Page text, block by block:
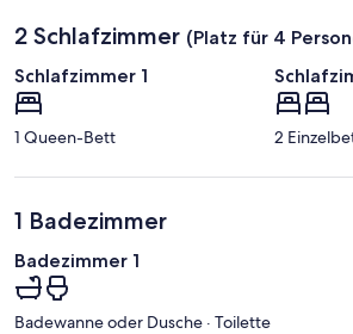
2 Schlafzimmer (Platz für 4
Schlafzimmer 1
1 Queen-Bett 2
1 Badezimmer
Badezimmer 1
Badewanne oder Dusche · Toilette